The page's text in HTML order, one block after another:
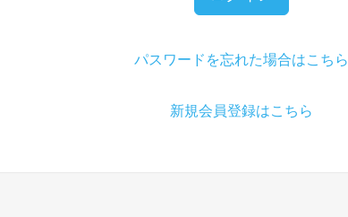
パスワードを忘れた場合はこちら
新規会員登録はこちら